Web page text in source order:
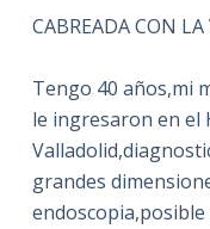
CABREADA CON
Tengo 40 años,mi
le ingresaron en el
grandes